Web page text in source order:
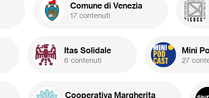
Comune di Venezia
17 contenuti
Itas Solidale
6 contenuti
Mini
27
Cooperativa Margherita